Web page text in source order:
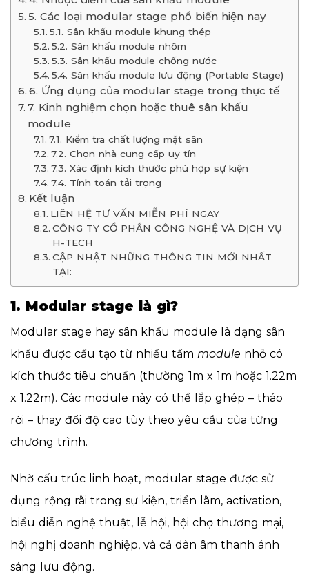
5. Các loại modular stage phổ biến hiện nay
5.1. Sân khấu module khung thép
5.2. Sân khấu module nhôm
5.3. Sân khấu module chống nước
5.4. Sân khấu module lưu động (Portable Stage)
6. Ứng dụng của modular stage trong thực tế
7. Kinh nghiệm chọn hoặc thuê sân khấu
module
7.1. Kiểm tra chất lượng mặt sân
7.2. Chọn nhà cung cấp uy tín
7.3. Xác định kích thước phù hợp sự kiện
7.4. Tính toán tải trọng
Kết luận
LIÊN HỆ TƯ VẤN MIỄN PHÍ NGAY
CÔNG TY CỔ PHẦN CÔNG NGHỆ VÀ DỊCH VỤ
H-TECH
CẬP NHẬT NHỮNG THÔNG TIN MỚI NHẤT
TẠI:
1. Modular stage là gì?
Modular stage hay sân khấu module là dạng sân
khấu được cấu tạo từ nhiều tấm module nhỏ có
kích thước tiêu chuẩn (thường 1m x 1m hoặc 1.22m
x 1.22m). Các module này có thể lắp ghép – tháo
rời – thay đổi độ cao tùy theo yêu cầu của từng
chương trình.
Nhờ cấu trúc linh hoạt, modular stage được sử
dụng rộng rãi trong sự kiện, triển lãm, activation,
biểu diễn nghệ thuật, lễ hội, hội chợ thương mại,
hội nghị doanh nghiệp, và cả dàn âm thanh ánh
sáng lưu động.